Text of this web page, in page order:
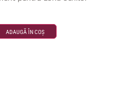
ADAUGĂ ÎN COȘ